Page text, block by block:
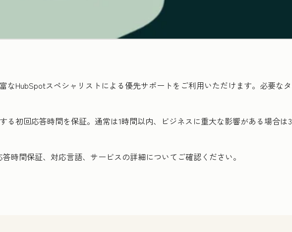
なHubSpotスペシャリストによる優先サポートをご利用いただけます。必要な
る初回応答時間を保証。通常は1時間以内、ビジネスに重大な影響がある場合は
答時間保証、対応言語、サービスの詳細についてご確認ください。